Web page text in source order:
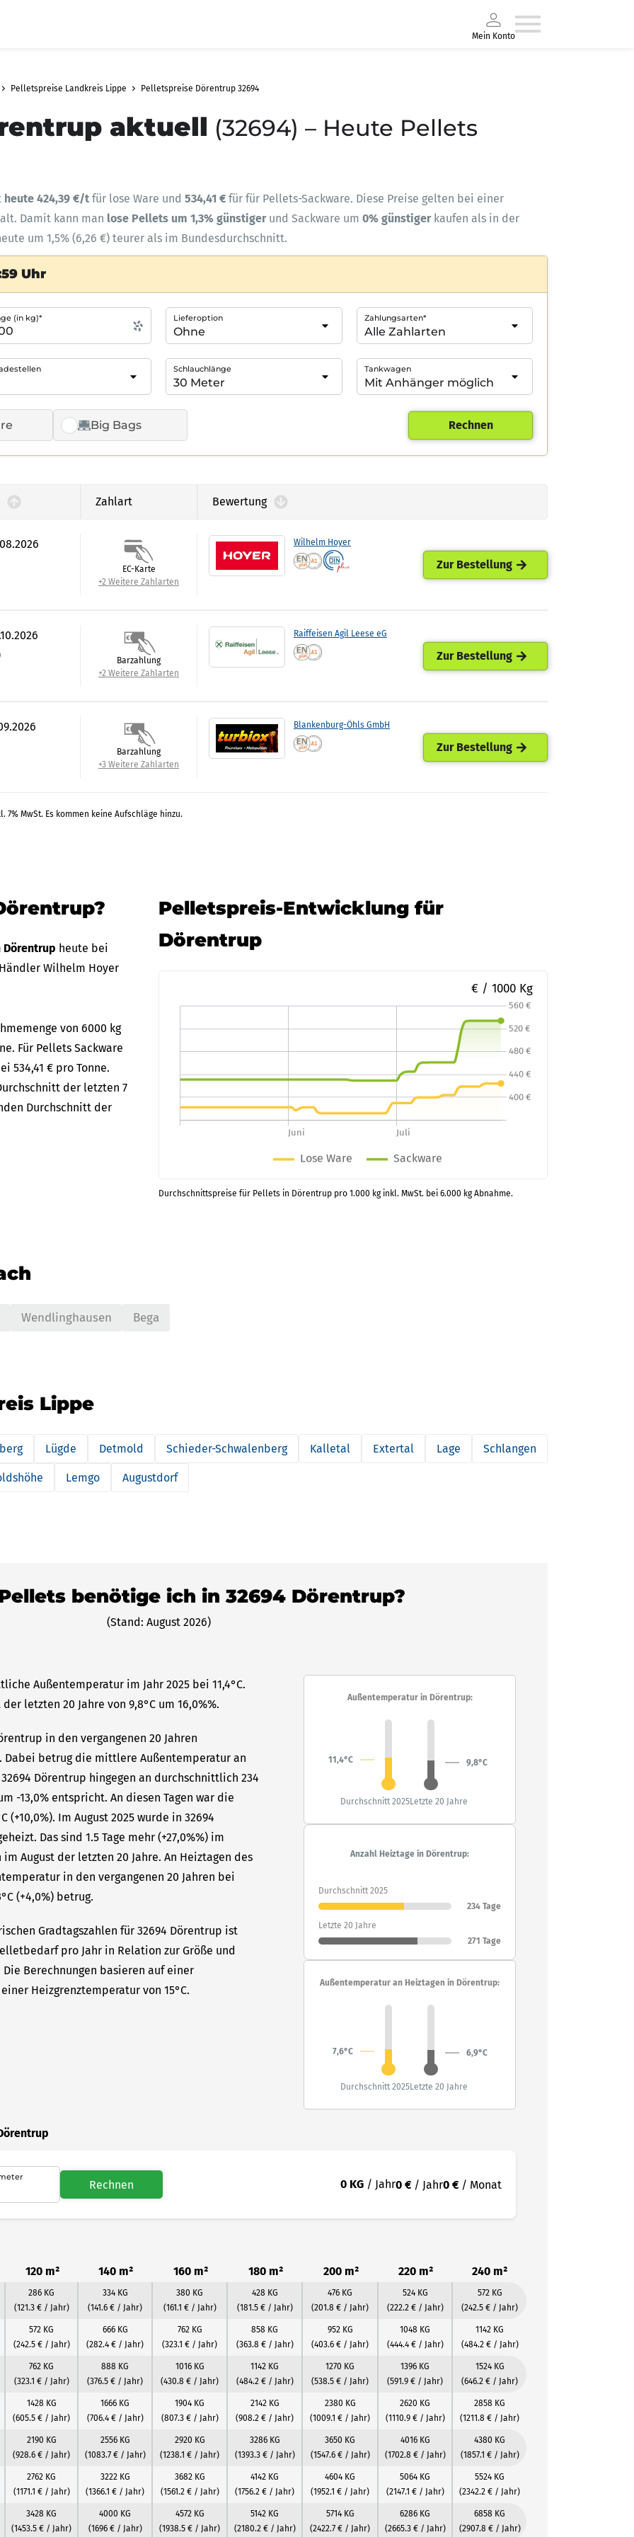
Mein Konto
Pelletspreise Landkreis Lippe Pelletspreise Dörentrup 32694
aktuell (32694) – Heute Pellets
heute 424,39 €/t für lose Ware und 534,41 € für für Pellets-Sackware. Diese Preise gelten bei einer
Damit kann man lose Pellets um 1,3% günstiger und Sackware um 0% günstigerkaufen als in der
um 1,5% (6,26 €) teurer als im Bundesdurchschnitt.
Uhr
Big Bags
(in kg)* Lieferoption Zahlungsarten*
Schlauchlänge Tankwagen
Rechnen
Zahlart Bewertung
Wilhelm Hoyer
EC-Karte
+2 Weitere Zahlarten
Zur Bestellung
Raiffeisen Agil Leese eG
Barzahlung
+2 Weitere Zahlarten
Zur Bestellung
Blankenburg-Öhls GmbH
Barzahlung
+3 Weitere Zahlarten
Zur Bestellung
MwSt. Es kommen keine Aufschläge hinzu.
heute bei
Wilhelm Hoyer
von 6000 kg
Für Pellets Sackware
534,41 € pro Tonne.
der letzten 7
Durchschnitt der
Pelletspreis-Entwicklung für
Dörentrup
€ / 1000 Kg
Durchschnittspreise für Pellets in Dörentrup pro 1.000 kg inkl. MwSt. bei 6.000 kg Abnahme.
Wendlinghausen Bega
Lippe
Lügde Detmold Schieder-Schwalenberg Kalletal Extertal Lage Schlangen
Lemgo Augustdorf
benötige ich in 32694 Dörentrup?
(Stand: August 2026)
Außentemperatur im Jahr 2025 bei 11,4°C.
letzten 20 Jahre von 9,8°C um 16,0%%.
in den vergangenen 20 Jahren
Dabei betrug die mittlere Außentemperatur an
Dörentrup hingegen an durchschnittlich 234
-13,0% entspricht. An diesen Tagen war die
Im August 2025 wurde in 32694
Das sind 1.5 Tage mehr (+27,0%%) im
August der letzten 20 Jahre. An Heiztagen des
in den vergangenen 20 Jahren bei
(+4,0%) betrug.
Gradtagszahlen für 32694 Dörentrup ist
pro Jahr in Relation zur Größe und
Berechnungen basieren auf einer
Heizgrenztemperatur von 15°C.
Außentemperatur in Dörentrup:
11,4°C 9,8°C
Durchschnitt 2025Letzte 20 Jahre
Anzahl Heiztage in Dörentrup:
Durchschnitt 2025
234 Tage
Letzte 20 Jahre
271 Tage
Außentemperatur an Heiztagen in Dörentrup:
7,6°C 6,9°C
Durchschnitt 2025Letzte 20 Jahre
Rechnen 0 KG / Jahr0 € / Jahr0 € / Monat
120 m² 140 m² 160 m² 180 m² 200 m² 220 m² 240 m²
286 KG
(121.3 € / Jahr)
334 KG
(141.6 € / Jahr)
380 KG
(161.1 € / Jahr)
428 KG
(181.5 € / Jahr)
476 KG
(201.8 € / Jahr)
524 KG
(222.2 € / Jahr)
572 KG
(242.5 € / Jahr)
572 KG
(242.5 € / Jahr)
666 KG
(282.4 € / Jahr)
762 KG
(323.1 € / Jahr)
858 KG
(363.8 € / Jahr)
952 KG
(403.6 € / Jahr)
1048 KG
(444.4 € / Jahr)
1142 KG
(484.2 € / Jahr)
762 KG
(323.1 € / Jahr)
888 KG
(376.5 € / Jahr)
1016 KG
(430.8 € / Jahr)
1142 KG
(484.2 € / Jahr)
1270 KG
(538.5 € / Jahr)
1396 KG
(591.9 € / Jahr)
1524 KG
(646.2 € / Jahr)
1428 KG
(605.5 € / Jahr)
1666 KG
(706.4 € / Jahr)
1904 KG
(807.3 € / Jahr)
2142 KG
(908.2 € / Jahr)
2380 KG
(1009.1 € / Jahr)
2620 KG
(1110.9 € / Jahr)
2858 KG
(1211.8 € / Jahr)
2190 KG
(928.6 € / Jahr)
2556 KG
(1083.7 € / Jahr)
2920 KG
(1238.1 € / Jahr)
3286 KG
(1393.3 € / Jahr)
3650 KG
(1547.6 € / Jahr)
4016 KG
(1702.8 € / Jahr)
4380 KG
(1857.1 € / Jahr)
2762 KG
(1171.1 € / Jahr)
3222 KG
(1366.1 € / Jahr)
3682 KG
(1561.2 € / Jahr)
4142 KG
(1756.2 € / Jahr)
4604 KG
(1952.1 € / Jahr)
5064 KG
(2147.1 € / Jahr)
5524 KG
(2342.2 € / Jahr)
3428 KG
(1453.5 € / Jahr)
4000 KG
(1696 € / Jahr)
4572 KG
(1938.5 € / Jahr)
5142 KG
(2180.2 € / Jahr)
5714 KG
(2422.7 € / Jahr)
6286 KG
(2665.3 € / Jahr)
6858 KG
(2907.8 € / Jahr)